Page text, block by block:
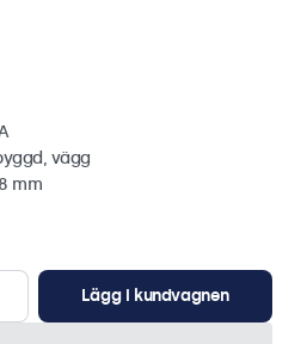
vägg
mm
Lägg i kundvagnen